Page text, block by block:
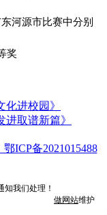
河源市比赛中分别
奖
进校园》
取谱新篇》
ICP备2021015488
我们处理！
做网站维护